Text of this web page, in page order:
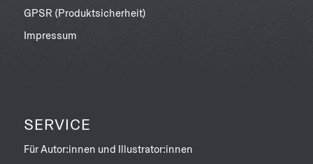
GPSR (Produktsicherheit)
Impressum
SERVICE
Für Autor:innen und Illustrator:innen